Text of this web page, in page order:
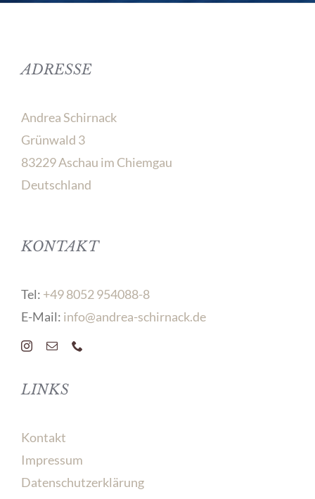
ADRESSE
Andrea Schirnack
Grünwald 3
83229 Aschau im Chiemgau
Deutschland
KONTAKT
Tel: +49 8052 954088-8
E-Mail: info@andrea-schirnack.de
LINKS
Kontakt
Impressum
Datenschutzerklärung